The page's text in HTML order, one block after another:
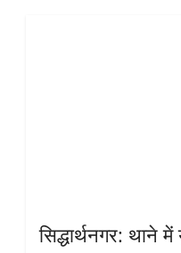
सिद्धार्थनगर: थाने